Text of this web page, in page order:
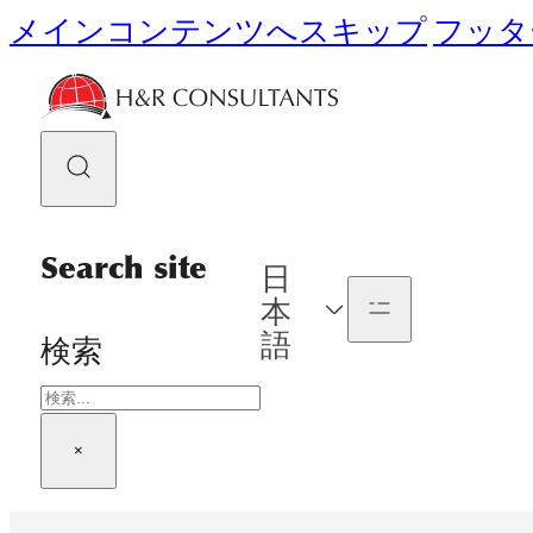
メインコンテンツへスキップ フッ
Search site
検索
×
日
本
語